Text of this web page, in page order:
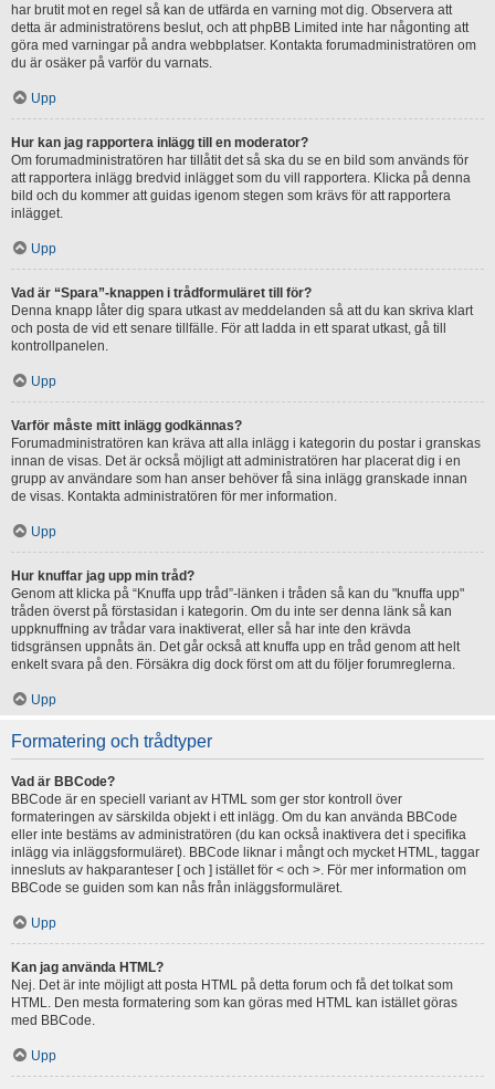
har brutit mot en regel så kan de utfärda en varning mot dig. Observera att
detta är administratörens beslut, och att phpBB Limited inte har någonting att
göra med varningar på andra webbplatser. Kontakta forumadministratören om
du är osäker på varför du varnats.
Upp
Hur kan jag rapportera inlägg till en moderator?
Om forumadministratören har tillåtit det så ska du se en bild som används för
att rapportera inlägg bredvid inlägget som du vill rapportera. Klicka på denna
bild och du kommer att guidas igenom stegen som krävs för att rapportera
inlägget.
Upp
Vad är “Spara”-knappen i trådformuläret till för?
Denna knapp låter dig spara utkast av meddelanden så att du kan skriva klart
och posta de vid ett senare tillfälle. För att ladda in ett sparat utkast, gå till
kontrollpanelen.
Upp
Varför måste mitt inlägg godkännas?
Forumadministratören kan kräva att alla inlägg i kategorin du postar i granskas
innan de visas. Det är också möjligt att administratören har placerat dig i en
grupp av användare som han anser behöver få sina inlägg granskade innan
de visas. Kontakta administratören för mer information.
Upp
Hur knuffar jag upp min tråd?
Genom att klicka på “Knuffa upp tråd”-länken i tråden så kan du "knuffa upp"
tråden överst på förstasidan i kategorin. Om du inte ser denna länk så kan
uppknuffning av trådar vara inaktiverat, eller så har inte den krävda
tidsgränsen uppnåts än. Det går också att knuffa upp en tråd genom att helt
enkelt svara på den. Försäkra dig dock först om att du följer forumreglerna.
Upp
Formatering och trådtyper
Vad är BBCode?
BBCode är en speciell variant av HTML som ger stor kontroll över
formateringen av särskilda objekt i ett inlägg. Om du kan använda BBCode
eller inte bestäms av administratören (du kan också inaktivera det i specifika
inlägg via inläggsformuläret). BBCode liknar i mångt och mycket HTML, taggar
innesluts av hakparanteser [ och ] istället för < och >. För mer information om
BBCode se guiden som kan nås från inläggsformuläret.
Upp
Kan jag använda HTML?
Nej. Det är inte möjligt att posta HTML på detta forum och få det tolkat som
HTML. Den mesta formatering som kan göras med HTML kan istället göras
med BBCode.
Upp